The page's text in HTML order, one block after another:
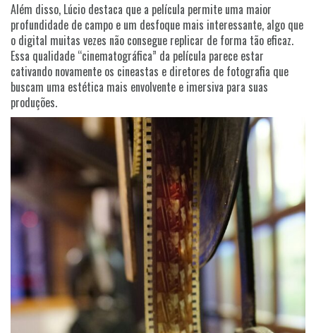
Além disso, Lúcio destaca que a película permite uma maior
profundidade de campo e um desfoque mais interessante, algo que
o digital muitas vezes não consegue replicar de forma tão eficaz.
Essa qualidade “cinematográfica” da película parece estar
cativando novamente os cineastas e diretores de fotografia que
buscam uma estética mais envolvente e imersiva para suas
produções.